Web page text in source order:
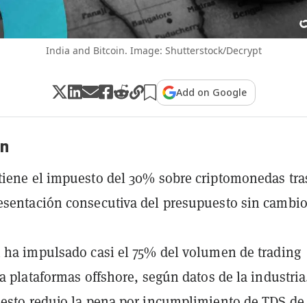
India and Bitcoin. Image: Shutterstock/Decrypt
Add on Google
el impuesto del 30% sobre criptomonedas
consecutiva del presupuesto sin
impulsado casi el 75% del volumen de trading
plataformas offshore, según datos de la